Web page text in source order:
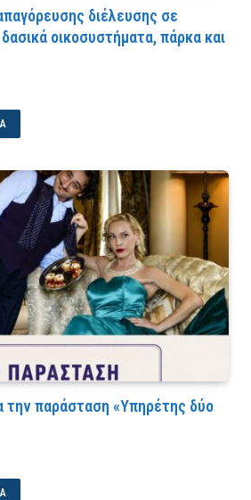
διέλευσης σε
οικοσυστήματα, πάρκα και
την παράσταση «Υπηρέτης δύο